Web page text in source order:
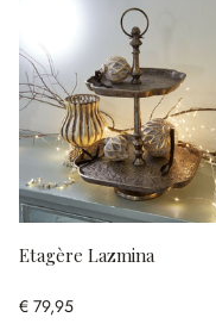
Etagère Lazmina
€ 79,95